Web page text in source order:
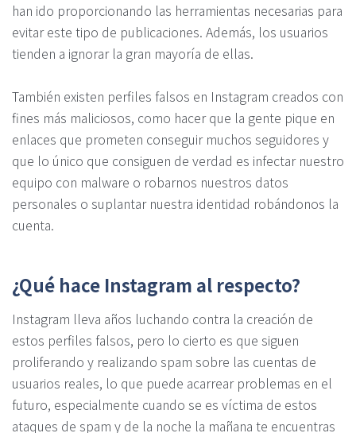
han ido proporcionando las herramientas necesarias para
evitar este tipo de publicaciones. Además, los usuarios
tienden a ignorar la gran mayoría de ellas.
También existen perfiles falsos en Instagram creados con
fines más maliciosos, como hacer que la gente pique en
enlaces que prometen conseguir muchos seguidores y
que lo único que consiguen de verdad es infectar nuestro
equipo con malware o robarnos nuestros datos
personales o suplantar nuestra identidad robándonos la
cuenta.
¿Qué hace Instagram al respecto?
Instagram lleva años luchando contra la creación de
estos perfiles falsos, pero lo cierto es que siguen
proliferando y realizando spam sobre las cuentas de
usuarios reales, lo que puede acarrear problemas en el
futuro, especialmente cuando se es víctima de estos
ataques de spam y de la noche la mañana te encuentras